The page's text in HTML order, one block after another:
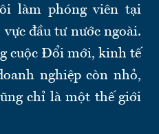
làm phóng viên tại
đầu tư nước ngoài.
cuộc Đổi mới, kinh tế
nghiệp còn nhỏ,
chỉ là một thế giới